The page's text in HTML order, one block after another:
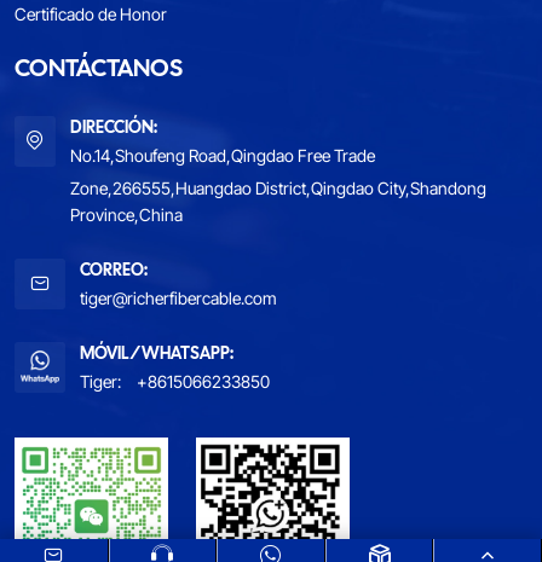
Certificado de Honor
CONTÁCTANOS
DIRECCIÓN:
No.14,Shoufeng Road,Qingdao Free Trade
Zone,266555,Huangdao District,Qingdao City,Shandong
Province,China
CORREO:
tiger@richerfibercable.com
MÓVIL/WHATSAPP:
Tiger:
+8615066233850